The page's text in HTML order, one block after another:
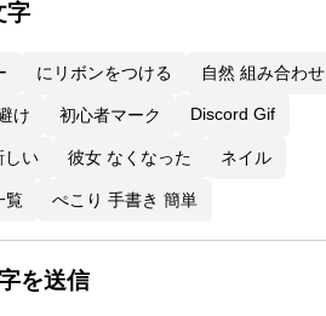
字
にリボンをつける 自然 組み合わせ
け 初心者マーク Discord Gif
しい 彼女 なくなった ネイル
覧 ぺこり 手書き 簡単
を送信